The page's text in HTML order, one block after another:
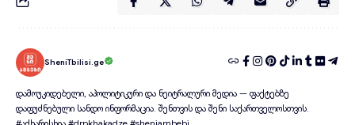
SheniTbilisi.ge
დამოუკიდებელი, აპოლიტიკური და ნეიტრალური მედია — ფაქტებზე
დაფუძნებული სანდო ინფორმაცია. შენთვის და შენი საქართველოსთვის.